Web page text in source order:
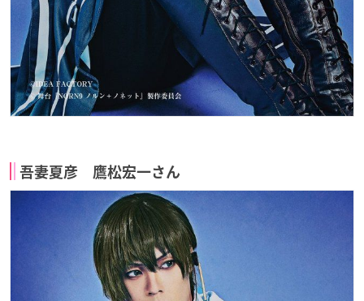
吾妻夏彦 鷹松宏一さん